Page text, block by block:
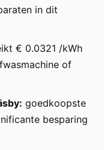
in dit
€ 0.0321 /kWh
of
goedkoopste
besparing